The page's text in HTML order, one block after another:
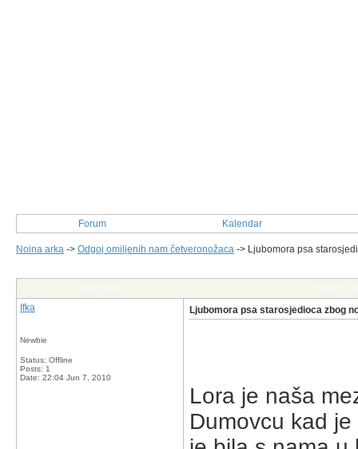
Forum Kalendar
Noina arka -> Odgoj omiljenih nam četveronožaca -> Ljubomora psa
Ifka
Newbie
Status: Offline
Posts: 1
Date: 22:04 Jun 7, 2010
Ljubomora psa starosjedioca zbog
Lora je naša
Dumovcu kad